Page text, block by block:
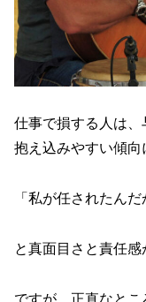
仕事で損する人は
抱え込みやすい傾向
「私が任されたん
と真面目さと責任感
ですが、正直なと